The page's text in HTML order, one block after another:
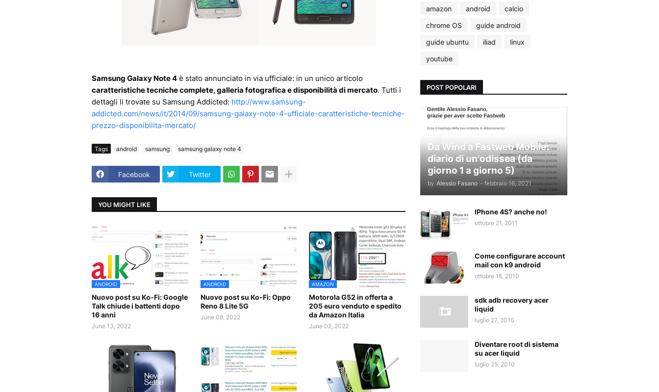
Samsung Galaxy Note 4 è stato annunciato in via ufficiale: in un unico articolo
caratteristiche tecniche complete, galleria fotografica e disponibilità di mercato. Tutti i
dettagli li trovate su Samsung Addicted: http://www.samsung-
addicted.com/news/it/2014/09/samsung-galaxy-note-4-ufficiale-caratteristiche-tecniche-
prezzo-disponibilita-mercato/
Tags android samsung samsung galaxy note 4
Facebook Twitter
YOU MIGHT LIKE
ANDROID
Nuovo post su Ko-Fi: Google
Talk chiude i battenti dopo
16 anni
June 13, 2022
ANDROID
Nuovo post su Ko-Fi: Oppo
Reno 8 Lite 5G
June 08, 2022
AMAZON
Motorola G52 in offerta a
205 euro venduto e spedito
da Amazon Italia
June 02, 2022
amazon android
calcio
chrome OS
guide android
guide ubuntu
iliad
linux
youtube
POST POPOLARI
Da Wind a Fastweb Mobile:
diario di un'odissea (da
giorno 1 a giorno 5)
by Alessio Fasano - febbraio 16, 2021
IPhone 4S? anche no!
ottobre 21, 2011
Come configurare account
mail con k9 android
ottobre 16, 2010
sdk adb recovery acer
liquid
luglio 27, 2010
Diventare root di sistema
su acer liquid
luglio 25, 2010